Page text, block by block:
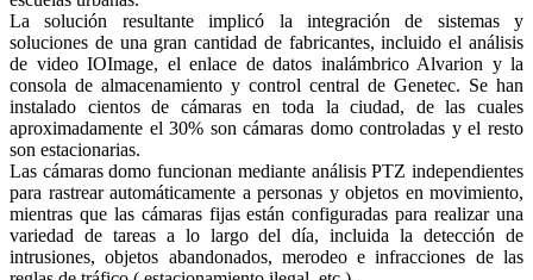
La solución resultante implicó la integración de sistemas y
soluciones de una gran cantidad de fabricantes, incluido el análisis
de video IOImage, el enlace de datos inalámbrico Alvarion y la
consola de almacenamiento y control central de Genetec. Se han
instalado cientos de cámaras en toda la ciudad, de las cuales
aproximadamente el 30% son cámaras domo controladas y el resto
son estacionarias.
Las cámaras domo funcionan mediante análisis PTZ independientes
para rastrear automáticamente a personas y objetos en movimiento,
mientras que las cámaras fijas están configuradas para realizar una
variedad de tareas a lo largo del día, incluida la detección de
intrusiones, objetos abandonados, merodeo e infracciones de las